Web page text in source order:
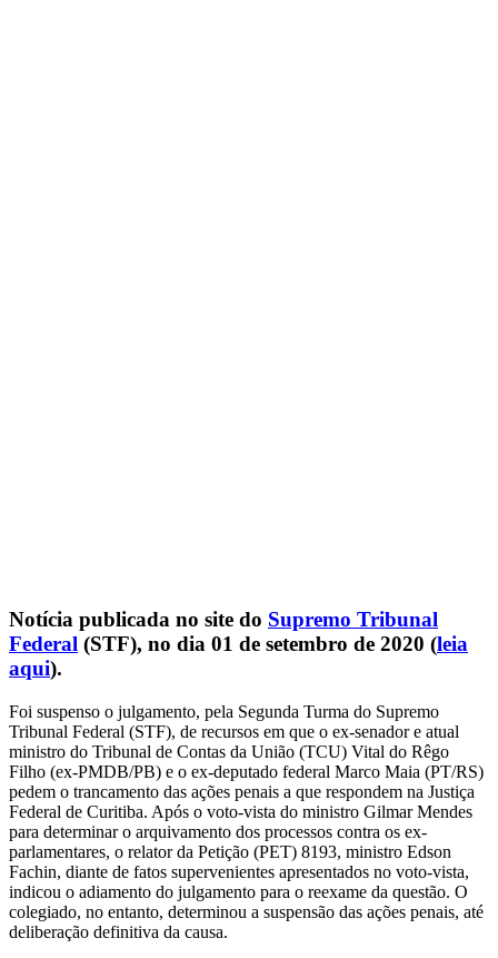
Notícia publicada no site do Supremo Tribunal
Federal (STF), no dia 01 de setembro de 2020 (leia
aqui).
Foi suspenso o julgamento, pela Segunda Turma do Supremo
Tribunal Federal (STF), de recursos em que o ex-senador e atual
ministro do Tribunal de Contas da União (TCU) Vital do Rêgo
Filho (ex-PMDB/PB) e o ex-deputado federal Marco Maia (PT/RS)
pedem o trancamento das ações penais a que respondem na Justiça
Federal de Curitiba. Após o voto-vista do ministro Gilmar Mendes
para determinar o arquivamento dos processos contra os ex-
parlamentares, o relator da Petição (PET) 8193, ministro Edson
Fachin, diante de fatos supervenientes apresentados no voto-vista,
indicou o adiamento do julgamento para o reexame da questão. O
colegiado, no entanto, determinou a suspensão das ações penais, até
deliberação definitiva da causa.